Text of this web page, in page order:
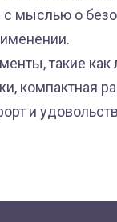
с мыслью о
такие как
компактная
и